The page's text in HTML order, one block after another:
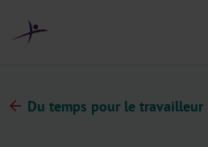
Du temps pour le travailleur